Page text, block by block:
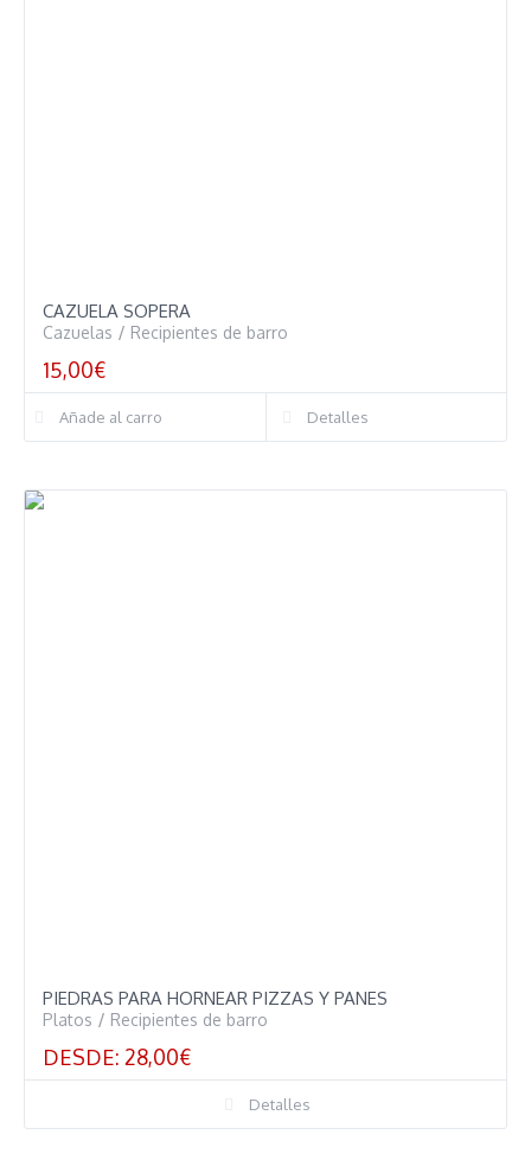
CAZUELA SOPERA
Cazuelas / Recipientes de barro
15,00€
Añade al carro Detalles
PIEDRAS PARA HORNEAR PIZZAS Y PANES
Platos / Recipientes de barro
DESDE:28,00€
Detalles